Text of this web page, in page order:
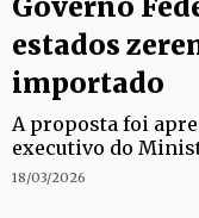
estados
importado
A proposta foi
executivo do
18/03/2026